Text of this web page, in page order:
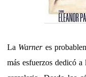
La Warner es
más esfuerzos dedicó